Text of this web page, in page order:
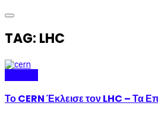
TAG: LHC
Το CERN Έκλεισε τον LHC – Τα